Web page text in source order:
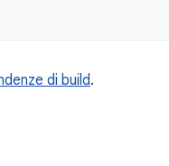
di build.